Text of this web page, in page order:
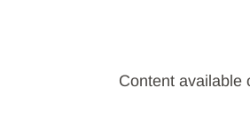
Content available